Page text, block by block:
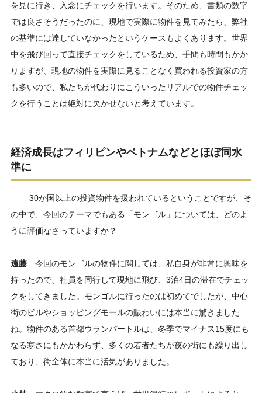
を見に行き、入念にチェックを行います。そのため、書類の数字
では良さそうだったのに、現地で実際に物件を見てみたら、弊社
の基準には達していなかったというケースもよくあります。世界
中を飛び回って直接チェックをしているため、手間も時間もかか
りますが、現地の物件を実際に見ることなく買われる投資家の方
も多いので、私たちが代わりにこういったリアルでの物件チェッ
クを行うことは絶対に欠かせないと考えています。
経済成長はフィリピンやベトナムなどとほぼ同水
準に
―― 30か国以上の投資物件を扱われているということですが、そ
の中で、今回のテーマでもある「モンゴル」については、どのよ
うに評価なさっていますか？
遠藤 今回のモンゴルの物件に関しては、私自身が非常に興味を
持ったので、社員を同行して現地に飛び、3泊4日の滞在でチェッ
クをしてきました。モンゴルに行ったのは初めてでしたが、中心
街のビルやショッピングモールの賑わいには本当に驚きました
ね。物件のある首都ウランバートルは、冬季でマイナス15度にも
なる寒さにもかかわらず、多くの若者たちが夜の街にも繰り出し
ており、街全体に本当に活気がありました。